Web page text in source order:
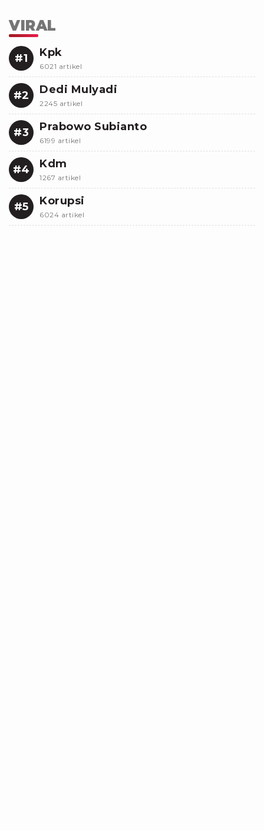
VIRAL
#1 Kpk
6021 artikel
#2 Dedi Mulyadi
2245 artikel
#3 Prabowo Subianto
6199 artikel
#4 Kdm
1267 artikel
#5 Korupsi
6024 artikel